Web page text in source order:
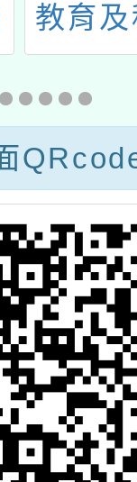
國立
學辦
合十
訂課
下學
聯盟